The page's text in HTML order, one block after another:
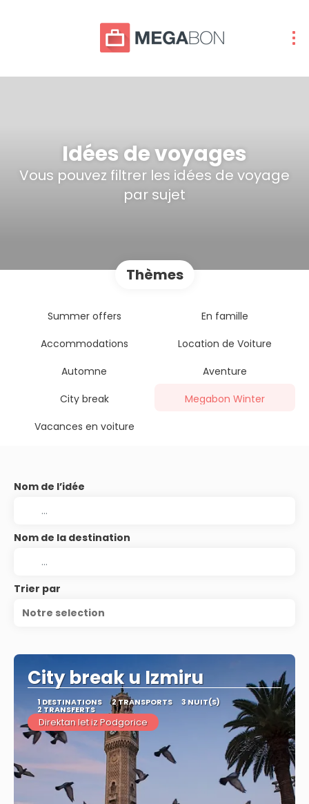
Idées de voyages
Vous pouvez filtrer les idées de voyage
par sujet
Thèmes
Summer offers
En famille
Accommodations
Location de Voiture
Automne
Aventure
City break
Megabon Winter
Vacances en voiture
Nom de l’idée
Nom de la destination
Trier par
Notre selection
City break u Izmiru
1 DESTINATIONS 2 TRANSPORTS 3 NUIT(S)
2 TRANSFERTS
Direktan let iz Podgorice